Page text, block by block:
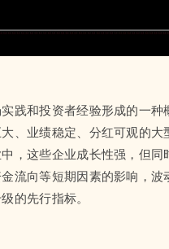
践和投资者经验形成的一种
、业绩稳定、分红可观的
，这些企业成长性强，但
流向等短期因素的影响，
的先行指标。